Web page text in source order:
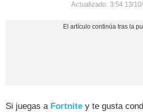
Actualizado: 3:54 13/
Si juegas a Fortnite y te gusta